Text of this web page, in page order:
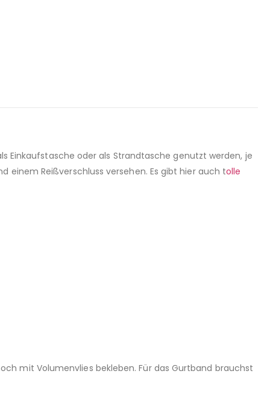
Einkaufstasche oder als Strandtasche genutzt werden, je
einem Reißverschluss versehen. Es gibt hier auch tolle
mit Volumenvlies bekleben. Für das Gurtband brauchst